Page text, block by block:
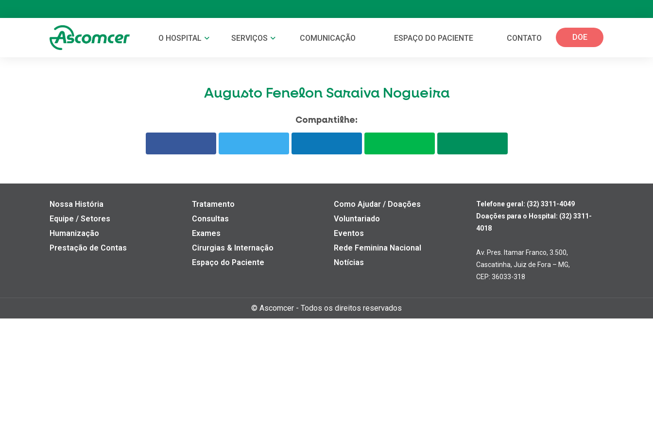
O HOSPITAL SERVIÇOS COMUNICAÇÃO ESPAÇO DO PACIENTE CONTATO DOE
Augusto Fenelon Saraiva Nogueira
Compartilhe:
Nossa História
Equipe / Setores
Humanização
Prestação de Contas
Tratamento
Consultas
Exames
Cirurgias & Internação
Espaço do Paciente
Como Ajudar / Doações
Voluntariado
Eventos
Rede Feminina Nacional
Notícias
Telefone geral: (32) 3311-4049
Doações para o Hospital: (32) 3311-
4018
Av. Pres. Itamar Franco, 3.500,
Cascatinha, Juiz de Fora – MG,
CEP: 36033-318
© Ascomcer - Todos os direitos reservados